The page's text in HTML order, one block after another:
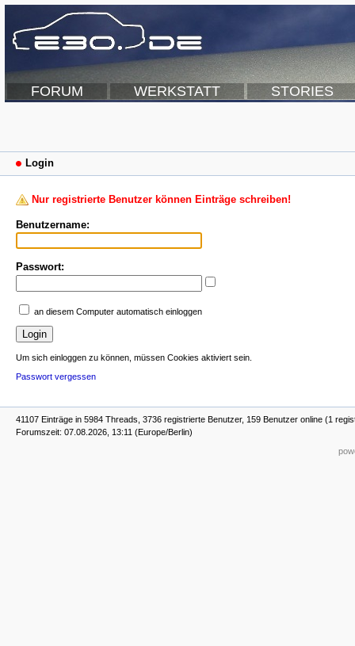
FORUM WERKSTATT STORIES
Login
Nur registrierte Benutzer können Einträge schreiben!
Benutzername:
Passwort:
an diesem Computer automatisch einloggen
Um sich einloggen zu können, müssen Cookies aktiviert sein.
Passwort vergessen
41107 Einträge in 5984 Threads, 3736 registrierte Benutzer, 159 Benutzer online (1
Forumszeit: 07.08.2026, 13:11 (Europe/Berlin)